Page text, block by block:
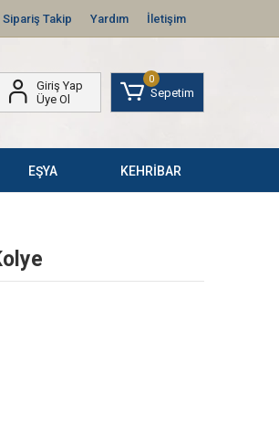
Sipariş Takip Yardım İletişim
Giriş Yap
Üye Ol
0
Sepetim
EŞYA KEHRİBAR